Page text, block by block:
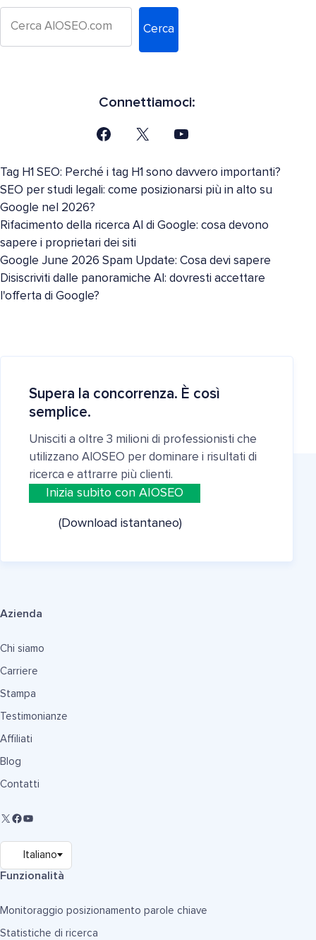
Cerca
Connettiamoci:
Tag H1 SEO: Perché i tag H1 sono davvero importanti?
SEO per studi legali: come posizionarsi più in alto su
Google nel 2026?
Rifacimento della ricerca AI di Google: cosa devono
sapere i proprietari dei siti
Google June 2026 Spam Update: Cosa devi sapere
Disiscriviti dalle panoramiche AI: dovresti accettare
l'offerta di Google?
Supera la concorrenza. È così
semplice.
Unisciti a oltre 3 milioni di professionisti che
utilizzano AIOSEO per dominare i risultati di
ricerca e attrarre più clienti.
Inizia subito con AIOSEO
(Download istantaneo)
Azienda
Chi siamo
Carriere
Stampa
Testimonianze
Affiliati
Blog
Contatti
Funzionalità
Monitoraggio posizionamento parole chiave
Statistiche di ricerca